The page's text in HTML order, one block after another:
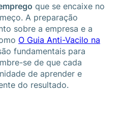
que se encaixe no
A preparação
sobre a empresa e a
O Guia Anti-Vacilo na
fundamentais para
se de que cada
de aprender e
do resultado.